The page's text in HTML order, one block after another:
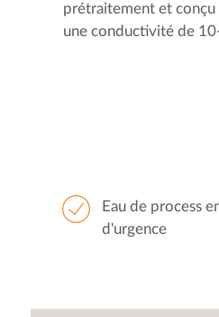
prétraitement et
une conductivité de
Eau de process
d'urgence